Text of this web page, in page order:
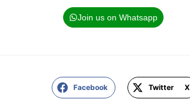
Join us on Whatsapp
Facebook Twitter X